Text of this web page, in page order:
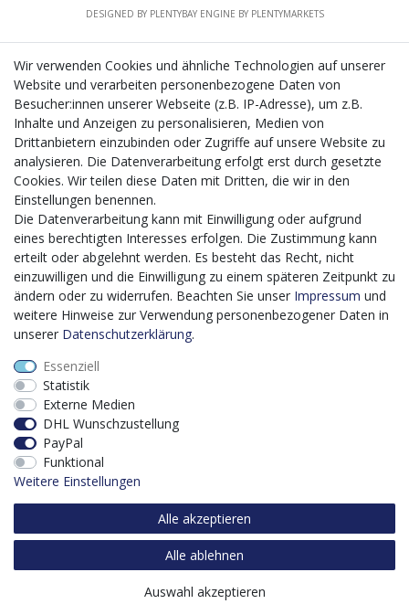
DESIGNED BY PLENTYBAYENGINE BY PLENTYMARKETS
CMS-Softwaresystems zur digitalen Optimierung
von Geschäftsprozessen
Mit dem vorgenannten Projekt, welches im Zeitraum vom
20.12.2023 bis zum 29.02.2024 im Rahmen des
Förderprogrammes Digitalisierung Zuschuss EFRE 2021
bis 2027 umgesetzt wird, möchten wir in die Anschaffung
eines Content-Management-Systems (CMS-
Softwaresystem) investieren, um unseren Online-Shop
künftig selbst verwalten zu können. Diese Software dient
der effizienteren gemeinschaftlichen Erstellung,
Bearbeitung, Organisation und Darstellung digitaler
Inhalte (Content) in unserem Unternehmen. Dies ist
insbesondere für den Vertrieb von Bedeutung. Bisher
Software digitalisiert werden was zu einer enormen
Zeitersparnis führt.
Dieses Vorhaben wird kofinanziert von der Europäischen
Union mithilfe von EFRE-Mitteln sowie durch Steuermittel
auf der Grundlage des vom Sächsischen Landtag
beschlossenen Haushaltes.
Wir verwenden Cookies und ähnliche Technologien auf unserer
Website und verarbeiten personenbezogene Daten von
Besucher:innen unserer Webseite (z.B. IP-Adresse), um z.B.
Inhalte und Anzeigen zu personalisieren, Medien von
Drittanbietern einzubinden oder Zugriffe auf unsere Website zu
analysieren. Die Datenverarbeitung erfolgt erst durch gesetzte
Cookies. Wir teilen diese Daten mit Dritten, die wir in den
Einstellungen benennen.
Die Datenverarbeitung kann mit Einwilligung oder aufgrund
eines berechtigten Interesses erfolgen. Die Zustimmung kann
erteilt oder abgelehnt werden. Es besteht das Recht, nicht
einzuwilligen und die Einwilligung zu einem späteren Zeitpunkt zu
ändern oder zu widerrufen. Beachten Sie unser Impressum und
weitere Hinweise zur Verwendung personenbezogener Daten in
unserer Daten­schutz­erklärung.
Essenziell
Statistik
Externe Medien
DHL Wunschzustellung
PayPal
Funktional
Weitere Einstellungen
Alle akzeptieren
Alle ablehnen
Auswahl akzeptieren